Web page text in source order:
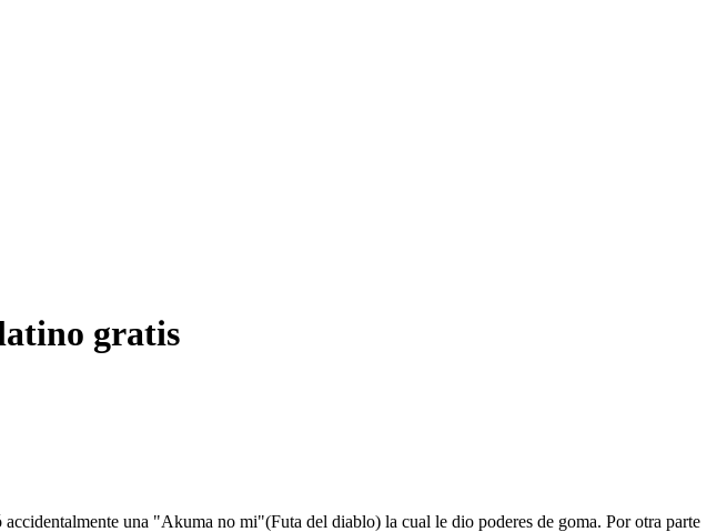
gratis
una "Akuma no mi"(Futa del diablo) la cual le dio poderes de goma. Por otra parte